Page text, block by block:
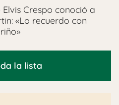
Elvis Crespo conoció a
«Lo recuerdo con
la lista